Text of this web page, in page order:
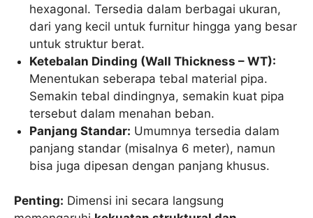
hexagonal. Tersedia dalam berbagai ukuran,
dari yang kecil untuk furnitur hingga yang besar
untuk struktur berat.
Ketebalan Dinding (Wall Thickness – WT):
Menentukan seberapa tebal material pipa.
Semakin tebal dindingnya, semakin kuat pipa
tersebut dalam menahan beban.
Panjang Standar: Umumnya tersedia dalam
panjang standar (misalnya 6 meter), namun
bisa juga dipesan dengan panjang khusus.
Penting: Dimensi ini secara langsung